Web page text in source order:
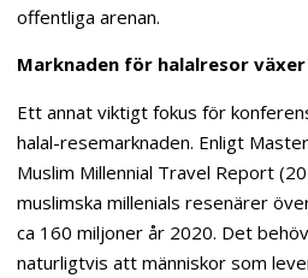
offentliga arenan.
Marknaden för halalresor
Ett annat viktigt fokus för
halal-resemarknaden. Enligt
Muslim Millennial Travel Report
muslimska millenials resenärer
ca 160 miljoner år 2020. Det
naturligtvis att människor som